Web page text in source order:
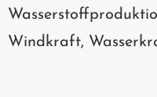
Windkraft,